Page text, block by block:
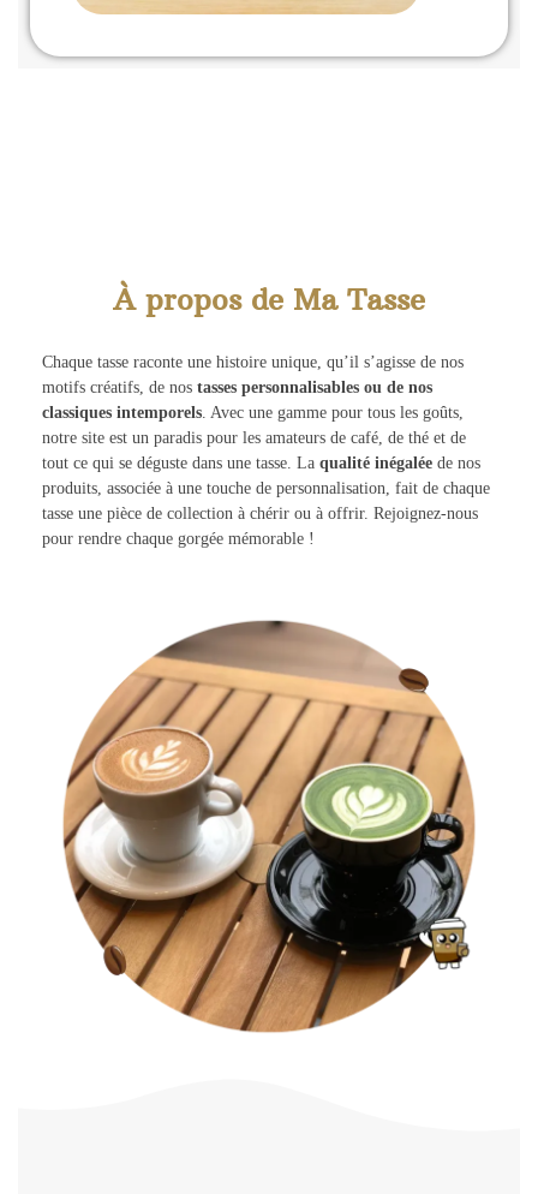
À propos de Ma Tasse
Chaque tasse raconte une histoire unique, qu’il s’agisse de nos
motifs créatifs, de nos tasses personnalisables ou de nos
classiques intemporels. Avec une gamme pour tous les goûts,
notre site est un paradis pour les amateurs de café, de thé et de
tout ce qui se déguste dans une tasse. La qualité inégalée de nos
produits, associée à une touche de personnalisation, fait de chaque
tasse une pièce de collection à chérir ou à offrir. Rejoignez-nous
pour rendre chaque gorgée mémorable !